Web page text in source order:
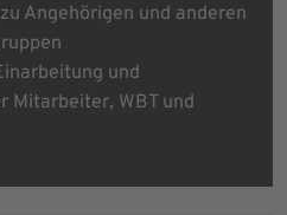
Angehörigen und anderen
und
Mitarbeiter, WBT und